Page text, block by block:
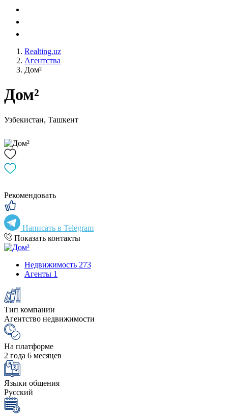
Realting.uz
Агентства
Дом²
Дом²
Узбекистан, Ташкент
Рекомендовать
Написать в Telegram
Показать контакты
Недвижимость 273
Агенты 1
Тип компании
Агентство недвижимости
На платформе
2 года 6 месяцев
Языки общения
Русский